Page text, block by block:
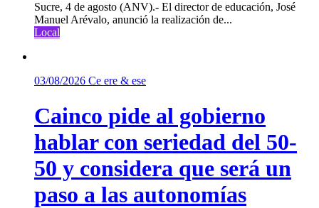
Sucre, 4 de agosto (ANV).- El director de educación, José
Manuel Arévalo, anunció la realización de...
Local
03/08/2026 Ce ere & ese
Cainco pide al gobierno
hablar con seriedad del 50-
50 y considera que será un
paso a las autonomías